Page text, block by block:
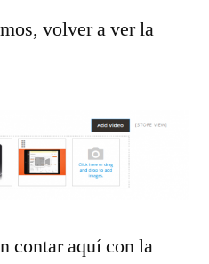
volver a ver la
contar aquí con la